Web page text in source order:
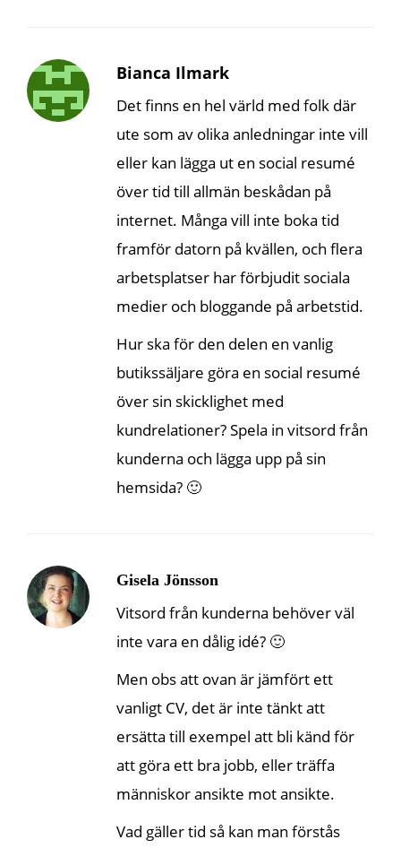
Bianca Ilmark
Det finns en hel värld med folk där
ute som av olika anledningar inte vill
eller kan lägga ut en social resumé
över tid till allmän beskådan på
internet. Många vill inte boka tid
framför datorn på kvällen, och flera
arbetsplatser har förbjudit sociala
medier och bloggande på arbetstid.
Hur ska för den delen en vanlig
butikssäljare göra en social resumé
över sin skicklighet med
kundrelationer? Spela in vitsord från
kunderna och lägga upp på sin
hemsida? 🙂
Gisela Jönsson
Vitsord från kunderna behöver väl
inte vara en dålig idé? 🙂
Men obs att ovan är jämfört ett
vanligt CV, det är inte tänkt att
ersätta till exempel att bli känd för
att göra ett bra jobb, eller träffa
människor ansikte mot ansikte.
Vad gäller tid så kan man förstås